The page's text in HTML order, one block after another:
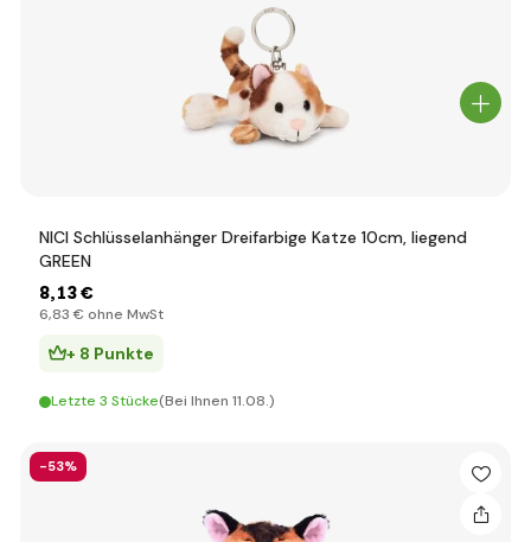
NICI Schlüsselanhänger Dreifarbige Katze 10cm, liegend
GREEN
8,13 €
6,83 € ohne MwSt
+ 8 Punkte
Letzte 3 Stücke(Bei Ihnen 11.08.)
-53%